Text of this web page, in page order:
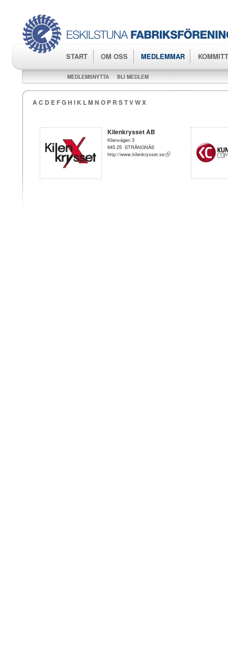
START OM OSS MEDLEMMAR
MEDLEMSNYTTA BLI MEDLEM
AC D E FGH I K LMN O P R STVWX
Kilenkrysset AB
Kilenvägen 3
645 25 STRÄNGNÄS
http://www.kilenkrysset.se